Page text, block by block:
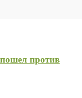
против